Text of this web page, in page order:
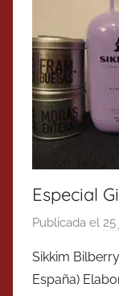
Especial
Publicada el 25
Sikkim
España)